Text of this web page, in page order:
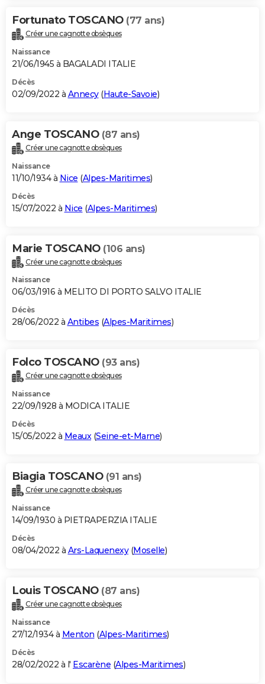
Fortunato TOSCANO (77 ans)
Créer une cagnotte obsèques
Naissance
21/06/1945 à BAGALADI ITALIE
Décès
02/09/2022 à Annecy(Haute-Savoie)
Ange TOSCANO (87 ans)
Créer une cagnotte obsèques
Naissance
11/10/1934 à Nice (Alpes-Maritimes)
Décès
15/07/2022 à Nice (Alpes-Maritimes)
Marie TOSCANO (106 ans)
Créer une cagnotte obsèques
Naissance
06/03/1916 à MELITO DI PORTO SALVO ITALIE
Décès
28/06/2022 à Antibes (Alpes-Maritimes)
Folco TOSCANO (93 ans)
Créer une cagnotte obsèques
Naissance
22/09/1928 à MODICA ITALIE
Décès
15/05/2022 à Meaux(Seine-et-Marne)
Biagia TOSCANO (91 ans)
Créer une cagnotte obsèques
Naissance
14/09/1930 à PIETRAPERZIA ITALIE
Décès
08/04/2022 à Ars-Laquenexy(Moselle)
Louis TOSCANO (87 ans)
Créer une cagnotte obsèques
Naissance
27/12/1934 à Menton (Alpes-Maritimes)
Décès
28/02/2022 à l' Escarène (Alpes-Maritimes)